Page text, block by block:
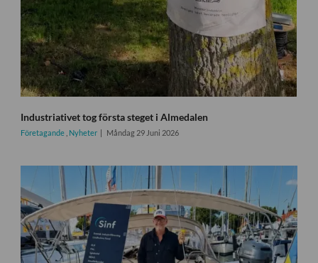
Industriativet tog första steget i Almedalen
Företagande Nyheter Måndag 29 Juni 2026